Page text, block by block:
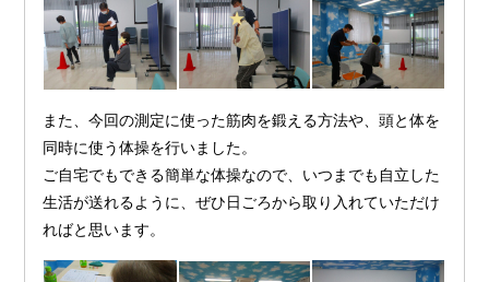
また、今回の測定に使った筋肉を鍛える方法や、頭と体を
同時に使う体操を行いました。
ご自宅でもできる簡単な体操なので、いつまでも自立した
生活が送れるように、ぜひ日ごろから取り入れていただけ
ればと思います。